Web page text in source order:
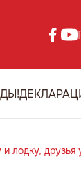
лодку, друзья